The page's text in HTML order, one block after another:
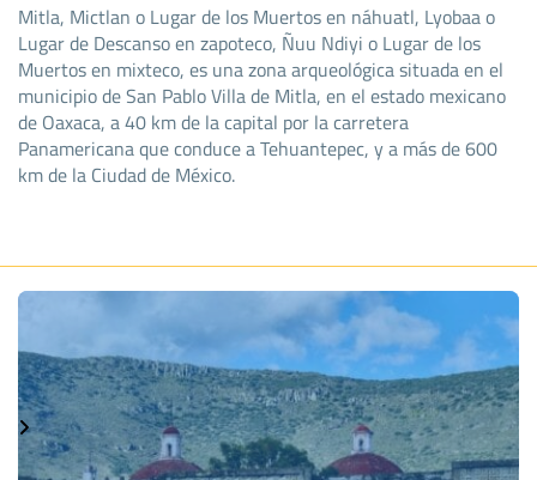
Mitla, Mictlan o Lugar de los Muertos en náhuatl, Lyobaa o
Lugar de Descanso en zapoteco, Ñuu Ndiyi o Lugar de los
Muertos en mixteco, es una zona arqueológica situada en el
municipio de San Pablo Villa de Mitla, en el estado mexicano
de Oaxaca, a 40 km de la capital por la carretera
Panamericana que conduce a Tehuantepec, y a más de 600
km de la Ciudad de México.